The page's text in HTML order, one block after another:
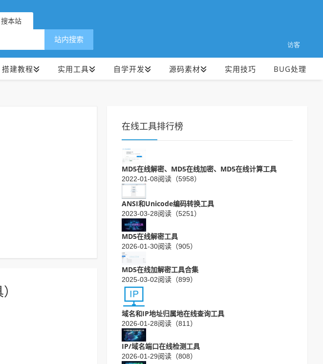
搜本站
访客
站内搜索
搭建教程 实用工具 自学开发 源码素材 实用技巧 BUG处理
在线工具排行榜
MD5在线解密、MD5在线加密、MD5在线计算工具
2022-01-08阅读（5958）
ANSI和Unicode编码转换工具
2023-03-28阅读（5251）
MD5在线解密工具
2026-01-30阅读（905）
MD5在线加解密工具合集
2025-03-02阅读（899）
域名和IP地址归属地在线查询工具
2026-01-28阅读（811）
IP/域名端口在线检测工具
2026-01-29阅读（808）